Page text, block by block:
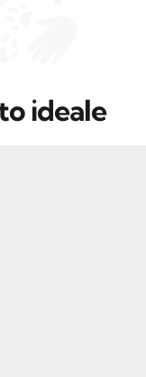
ideale